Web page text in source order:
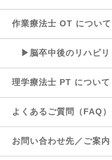
作業療法士 OT について
▶脳卒中後のリハビリ
理学療法士 PT について
よくあるご質問（FAQ）
お問い合わせ先／ご案内